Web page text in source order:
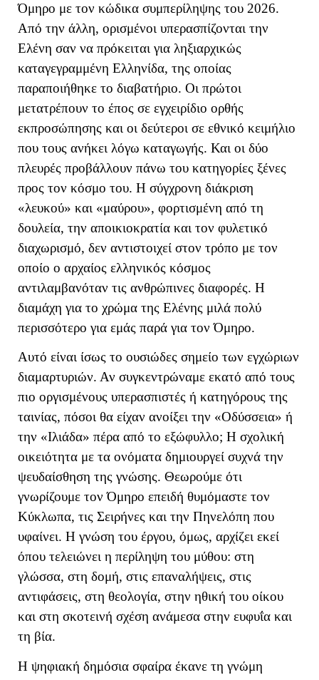
Όμηρο με τον κώδικα συμπερίληψης του 2026.
Από την άλλη, ορισμένοι υπερασπίζονται την
Ελένη σαν να πρόκειται για ληξιαρχικώς
καταγεγραμμένη Ελληνίδα, της οποίας
παραποιήθηκε το διαβατήριο. Οι πρώτοι
μετατρέπουν το έπος σε εγχειρίδιο ορθής
εκπροσώπησης και οι δεύτεροι σε εθνικό κειμήλιο
που τους ανήκει λόγω καταγωγής. Και οι δύο
πλευρές προβάλλουν πάνω του κατηγορίες ξένες
προς τον κόσμο του. Η σύγχρονη διάκριση
«λευκού» και «μαύρου», φορτισμένη από τη
δουλεία, την αποικιοκρατία και τον φυλετικό
διαχωρισμό, δεν αντιστοιχεί στον τρόπο με τον
οποίο ο αρχαίος ελληνικός κόσμος
αντιλαμβανόταν τις ανθρώπινες διαφορές. Η
διαμάχη για το χρώμα της Ελένης μιλά πολύ
περισσότερο για εμάς παρά για τον Όμηρο.
Αυτό είναι ίσως το ουσιώδες σημείο των εγχώριων
διαμαρτυριών. Αν συγκεντρώναμε εκατό από τους
πιο οργισμένους υπερασπιστές ή κατηγόρους της
ταινίας, πόσοι θα είχαν ανοίξει την «Οδύσσεια» ή
την «Ιλιάδα» πέρα από το εξώφυλλο; Η σχολική
οικειότητα με τα ονόματα δημιουργεί συχνά την
ψευδαίσθηση της γνώσης. Θεωρούμε ότι
γνωρίζουμε τον Όμηρο επειδή θυμόμαστε τον
Κύκλωπα, τις Σειρήνες και την Πηνελόπη που
υφαίνει. Η γνώση του έργου, όμως, αρχίζει εκεί
όπου τελειώνει η περίληψη του μύθου: στη
γλώσσα, στη δομή, στις επαναλήψεις, στις
αντιφάσεις, στη θεολογία, στην ηθική του οίκου
και στη σκοτεινή σχέση ανάμεσα στην ευφυΐα και
τη βία.
Η ψηφιακή δημόσια σφαίρα έκανε τη γνώμη